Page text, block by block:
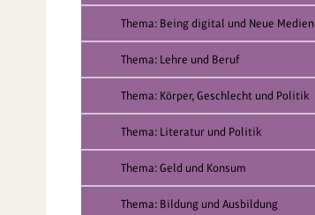
Thema: Being digital und Neue Medien
Thema: Lehre und Beruf
Thema: Körper, Geschlecht und Politik
Thema: Literatur und Politik
Thema: Geld und Konsum
Thema: Bildung und Ausbildung